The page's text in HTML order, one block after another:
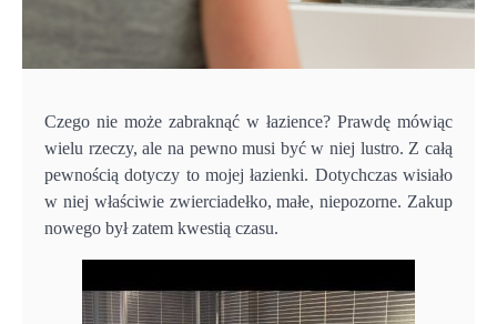
Czego nie może zabraknąć w łazience? Prawdę mówiąc
wielu rzeczy, ale na pewno musi być w niej lustro. Z całą
pewnością dotyczy to mojej łazienki. Dotychczas wisiało
w niej właściwie zwierciadełko, małe, niepozorne. Zakup
nowego był zatem kwestią czasu.